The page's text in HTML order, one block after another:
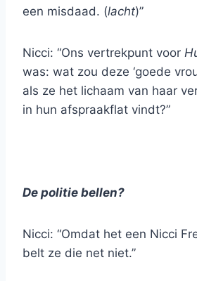
een misdaad. (lacht)”
Nicci: “Ons vertrekpunt voor
was: wat zou deze ‘goede
als ze het lichaam van haar
in hun afspraakflat vindt?”
De politie bellen?
Nicci: “Omdat het een Nicci
belt ze die net niet.”